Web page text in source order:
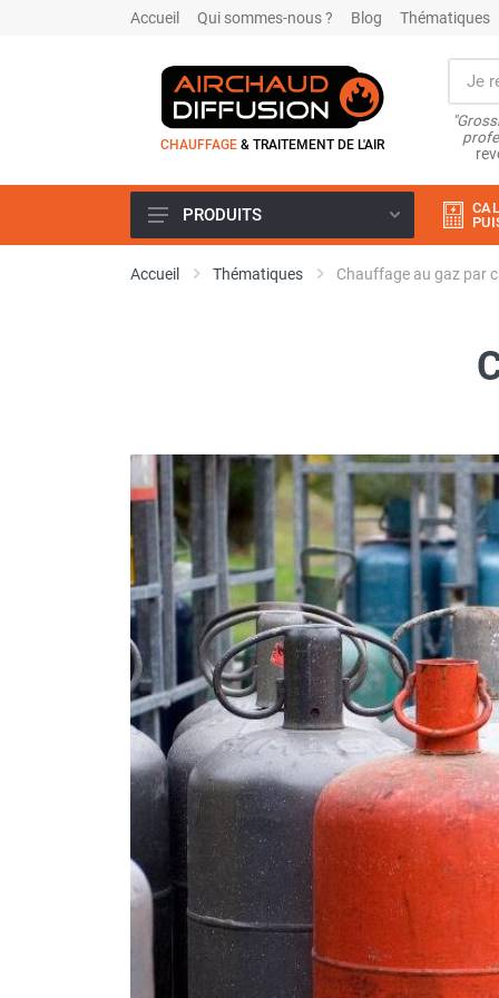
Accueil Qui sommes-nous ? Blog Thématiques
CHAUFFAGE & TRAITEMENT DE L'AIR
Climatiseur
Rafraîchisseur d'air gainable
Rafraichisseur d’air fixe
Brumisateur d'air
Coffret de brumisation
Ventilateur brumisateur
Ventilateur / extracteur d'air mobile
Brasseur d'air
Ventilateur fixe
Ventilateur industriel
Ventilateur de chantier
Ventilateur centrifuge
Ventilateur de sol
Ventilateur sur pied
Ventilateur de bureau
Ventilateur de table
Extracteur d'air mural
Extracteur d'air mural hélicoïde
Extracteur d'air mural centrifuge
Extracteur d'air mural ATEX
Extracteur d'air mural résidentiel
PRODUITS
Accueil Thématiques Chauffage au gaz par